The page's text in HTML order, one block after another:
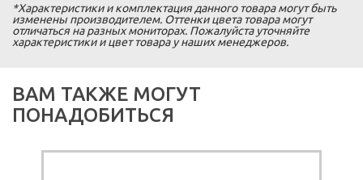
*Характеристики и комплектация данного товара могут быть
изменены производителем. Оттенки цвета товара могут
отличаться на разных мониторах. Пожалуйста уточняйте
характеристики и цвет товара у наших менеджеров.
ВАМ ТАКЖЕ МОГУТ
ПОНАДОБИТЬСЯ